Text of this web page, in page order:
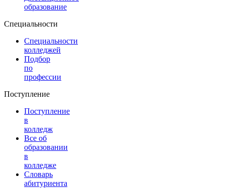
образование
Специальности
Специальности
колледжей
Подбор
по
профессии
Поступление
Поступление
в
колледж
Все об
образовании
в
колледже
Словарь
абитуриента